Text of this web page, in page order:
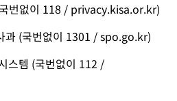
번없이 118 / privacy.kisa.or.kr)
과 (국번없이 1301 /spo.go.kr)
스템 (국번없이 112 /